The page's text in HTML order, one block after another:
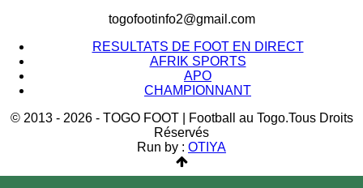
togofootinfo2@gmail.com
RESULTATS DE FOOT EN DIRECT
AFRIK SPORTS
APO
CHAMPIONNANT
© 2013 - 2026 - TOGO FOOT | Football au Togo.Tous Droits
Réservés
Run by : OTIYA